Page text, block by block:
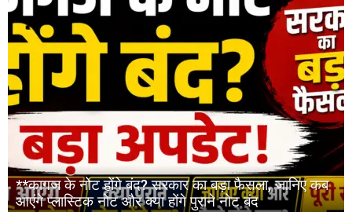
**कागज के नोट होंगे बंद? सरकार का बड़ा फैसला, जानिए कब
आएंगे प्लास्टिक नोट और क्या होंगे पुराने नोट बंद